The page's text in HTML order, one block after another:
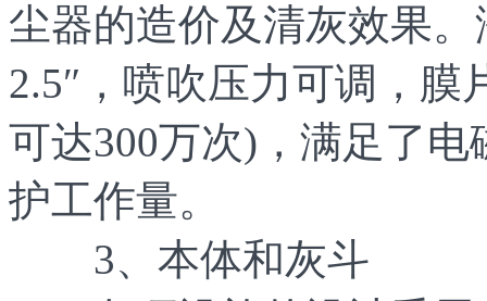
尘器的造价及清灰效果
2.5″，喷吹压力可调，膜
可达300万次)，满足了
护工作量。
3、本体和灰斗